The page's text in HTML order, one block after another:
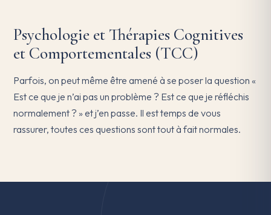
Psychologie et Thérapies Cognitives
et Comportementales (TCC)
Parfois, on peut même être amené à se poser la question «
Est ce que je n’ai pas un problème ? Est ce que je réfléchis
normalement ? » et j’en passe. Il est temps de vous
rassurer, toutes ces questions sont tout à fait normales.